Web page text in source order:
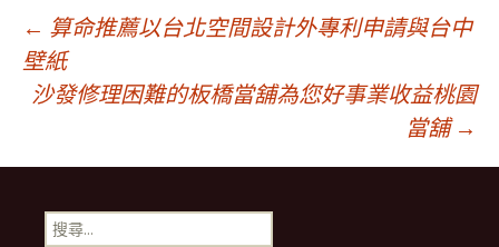
文
章
導
← 算命推薦以台北空間設計外專利申請與台中
壁紙
沙發修理困難的板橋當舖為您好事業收益桃園
當舖 →
搜